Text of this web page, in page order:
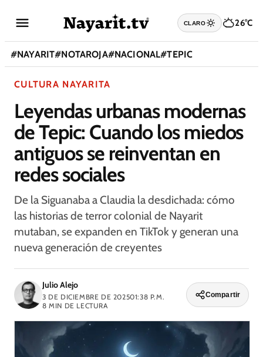
CLARO 26°C
#NAYARIT#NOTAROJA#NACIONAL#TEPIC
CULTURA NAYARITA
Leyendas urbanas modernas
de Tepic: Cuando los miedos
antiguos se reinventan en
redes sociales
De la Siguanaba a Claudia la desdichada: cómo
las historias de terror colonial de Nayarit
mutaban, se expanden en TikTok y generan una
nueva generación de creyentes
Julio Alejo
3 DE DICIEMBRE DE 202501:38 P.M.
8 MIN DE LECTURA
Compartir